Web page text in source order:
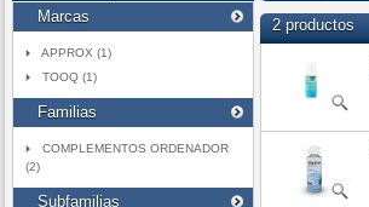
Marcas
APPROX (1)
TOOQ (1)
Familias
COMPLEMENTOS ORDENADOR
(2)
Subfamilias
2 productos